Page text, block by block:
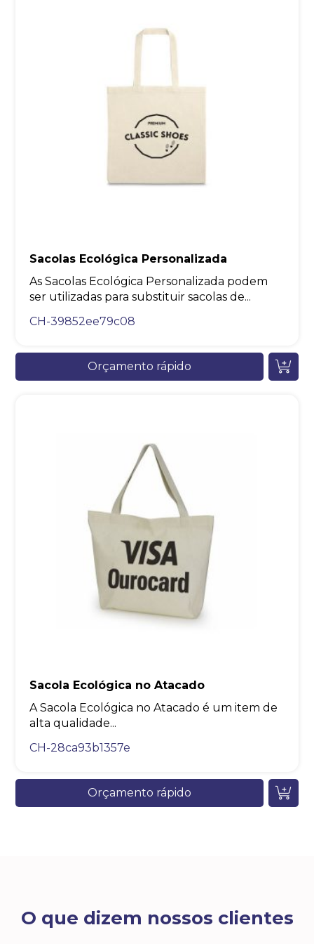
Sacolas Ecológica Personalizada
As Sacolas Ecológica Personalizada podem
ser utilizadas para substituir sacolas de...
CH-39852ee79c08
Orçamento rápido
Sacola Ecológica no Atacado
A Sacola Ecológica no Atacado é um item de
alta qualidade...
CH-28ca93b1357e
Orçamento rápido
O que dizem nossos clientes